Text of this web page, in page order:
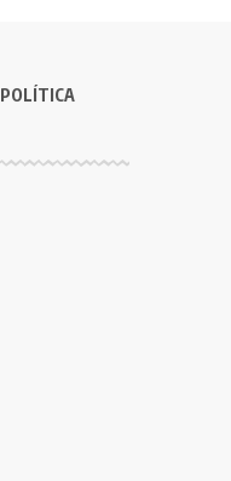
POLÍTICA